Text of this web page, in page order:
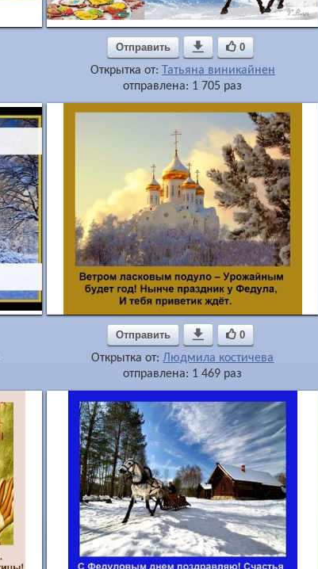
Отправить  0
Открытка от:
Татьяна виникайнен
отправлена: 1 705 раз
Отправить  0
Открытка от:Людмила костичева
отправлена: 1 469 раз